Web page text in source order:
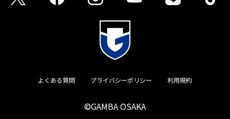
よくある質問 プライバシーポリシー 利用規約
©GAMBA OSAKA